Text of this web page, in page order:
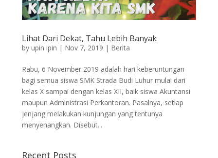
Lihat Dari Dekat, Tahu Lebih Banyak
by upin ipin | Nov 7, 2019 | Berita
Rabu, 6 November 2019 adalah hari keberuntungan
bagi semua siswa SMK Strada Budi Luhur mulai dari
kelas X sampai dengan kelas XII, baik siswa Akuntansi
maupun Administrasi Perkantoran. Pasalnya, setiap
jenjang melakukan kunjungan yang tentunya
menyenangkan. Disebut...
Recent Posts